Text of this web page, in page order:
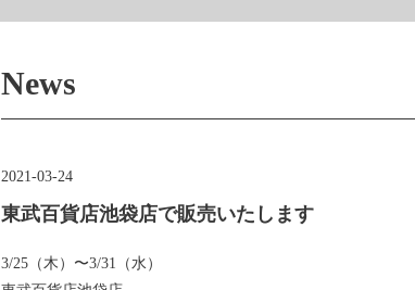
News
2021-03-24
東武百貨店池袋店で販売いたします
3/25（木）〜3/31（水）